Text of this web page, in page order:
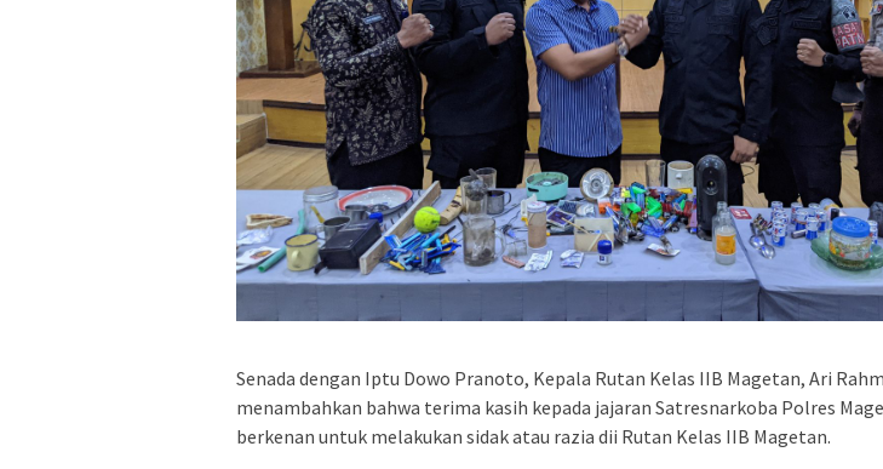
Senada dengan Iptu Dowo Pranoto, Kepala Rutan Kelas IIB Magetan, Ari
menambahkan bahwa terima kasih kepada jajaran Satresnarkoba Polres
berkenan untuk melakukan sidak atau razia dii Rutan Kelas IIB Magetan.